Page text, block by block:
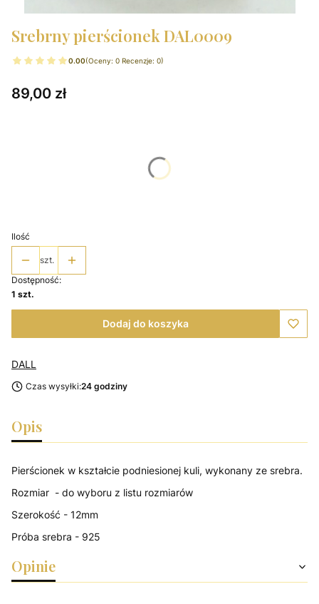
Srebrny pierścionek DAL0009
0.00(Oceny: 0 Recenzje: 0)
Cena
89,00 zł
Ilość
szt.
Dostępność:
1 szt.
Dodaj do koszyka
DALL
Czas wysyłki:24 godziny
Opis
Pierścionek w kształcie podniesionej kuli, wykonany ze srebra.
Rozmiar - do wyboru z listu rozmiarów
Szerokość - 12mm
Próba srebra - 925
Opinie